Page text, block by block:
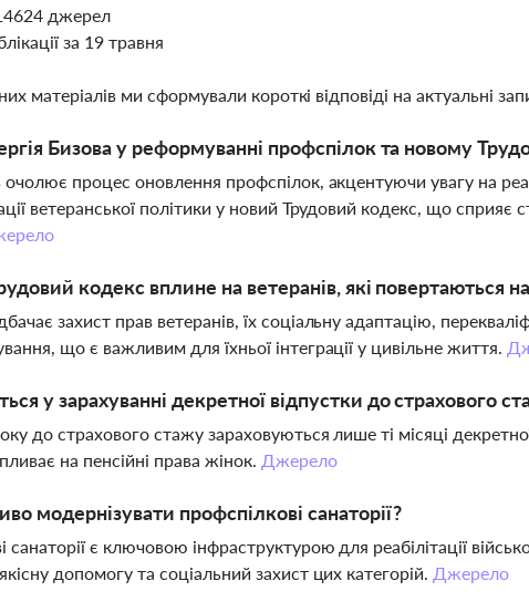
джерел
за 19 травня
матеріалів ми сформували короткі відповіді на актуальні
Бизова у реформуванні профспілок та новому
процес оновлення профспілок, акцентуючи увагу на
ветеранської політики у новий Трудовий кодекс, що
кодекс вплине на ветеранів, які повертаються
захист прав ветеранів, їх соціальну адаптацію,
що є важливим для їхньої інтеграції у цивільне життя.
у зарахуванні декретної відпустки до страхового
до страхового стажу зараховуються лише ті місяці
на пенсійні права жінок. Джерело
модернізувати профспілкові санаторії?
санаторії є ключовою інфраструктурою для реабілітації
допомогу та соціальний захист цих категорій. Джерело